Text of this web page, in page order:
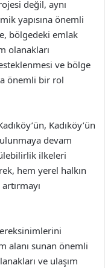
değil, aynı
yapısına önemli
bölgedeki emlak
olanakları
ve bölge
önemli bir rol
Kadıköy’ün
devam
ilkeleri
hem yerel halkın
alanı sunan önemli
ve ulaşım